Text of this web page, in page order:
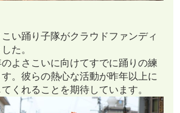
い踊り子隊がクラウドファンディ
た。
よさこいに向けてすでに踊りの練
。彼らの熱心な活動が昨年以上に
くれることを期待しています。